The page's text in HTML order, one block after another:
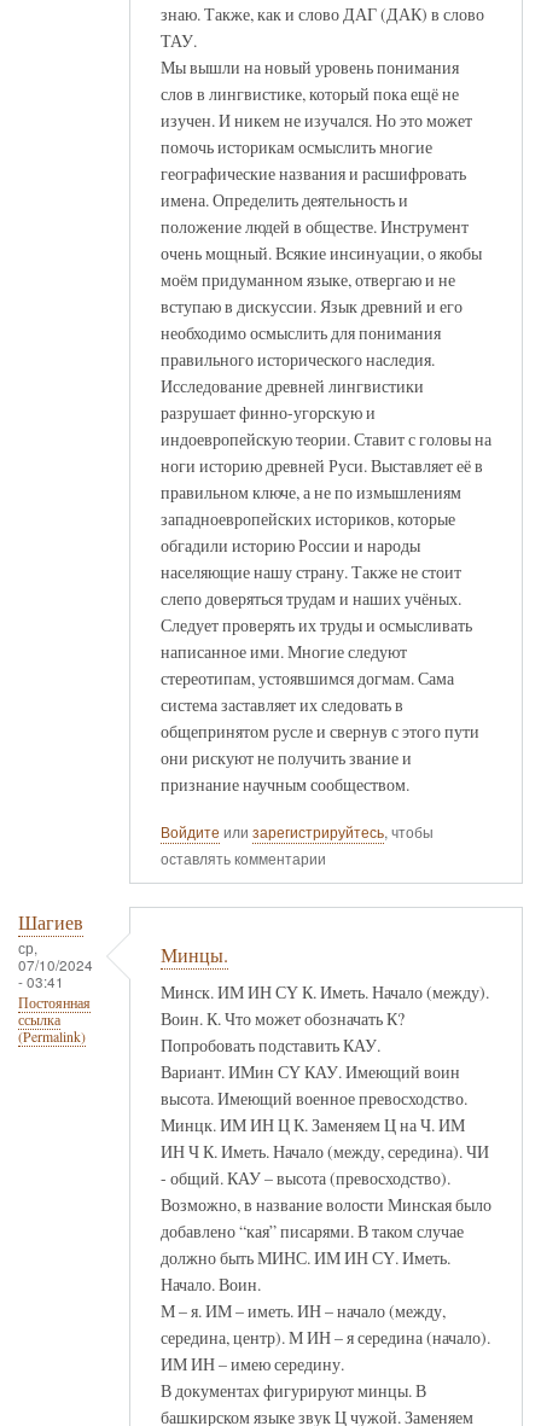
знаю. Также, как и слово ДАГ (ДАК) в слово
ТАУ.
Мы вышли на новый уровень понимания
слов в лингвистике, который пока ещё не
изучен. И никем не изучался. Но это может
помочь историкам осмыслить многие
географические названия и расшифровать
имена. Определить деятельность и
положение людей в обществе. Инструмент
очень мощный. Всякие инсинуации, о якобы
моём придуманном языке, отвергаю и не
вступаю в дискуссии. Язык древний и его
необходимо осмыслить для понимания
правильного исторического наследия.
Исследование древней лингвистики
разрушает финно-угорскую и
индоевропейскую теории. Ставит с головы на
ноги историю древней Руси. Выставляет её в
правильном ключе, а не по измышлениям
западноевропейских историков, которые
обгадили историю России и народы
населяющие нашу страну. Также не стоит
слепо доверяться трудам и наших учёных.
Следует проверять их труды и осмысливать
написанное ими. Многие следуют
стереотипам, устоявшимся догмам. Сама
система заставляет их следовать в
общепринятом русле и свернув с этого пути
они рискуют не получить звание и
признание научным сообществом.
Войдите или зарегистрируйтесь, чтобы
оставлять комментарии
Шагиев
ср,
07/10/2024
- 03:41
Постоянная
ссылка
(Permalink)
Минцы.
Минск. ИМ ИН СҮ К. Иметь. Начало (между).
Воин. К. Что может обозначать К?
Попробовать подставить КАУ.
Вариант. ИМин СҮ КАУ. Имеющий воин
высота. Имеющий военное превосходство.
Минцк. ИМ ИН Ц К. Заменяем Ц на Ч. ИМ
ИН Ч К. Иметь. Начало (между, середина). ЧИ
- общий. КАУ – высота (превосходство).
Возможно, в название волости Минская было
добавлено “кая” писарями. В таком случае
должно быть МИНС. ИМ ИН СҮ. Иметь.
Начало. Воин.
М – я. ИМ – иметь. ИН – начало (между,
середина, центр). М ИН – я середина (начало).
ИМ ИН – имею середину.
В документах фигурируют минцы. В
башкирском языке звук Ц чужой. Заменяем